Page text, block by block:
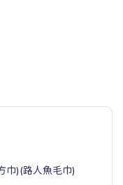
巾)(路人魚毛巾)